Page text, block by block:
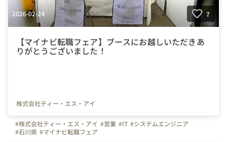
2026-02-24 7
【マイナビ転職フェア】ブースにお越しいただきあ
りがとうございました！
株式会社ティー・エス・アイ
#株式会社ティー・エス・アイ #営業 #IT #システムエンジニア
#石川県 #マイナビ転職フェア